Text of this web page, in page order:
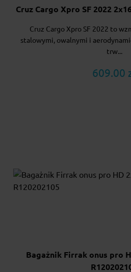
Cruz Cargo Xpro SF 2022
Cruz Cargo Xpro SF 2022 to
stalowymi, owalnymi i
trw...
609.00
Bagażnik Firrak onus pro